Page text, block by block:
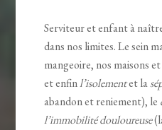
Serviteur et enfant à
dans nos limites. Le sein
mangeoire, nos maisons
et enfinl’isolementet la
abandon et reniement), le
l’immobilité douloureuse